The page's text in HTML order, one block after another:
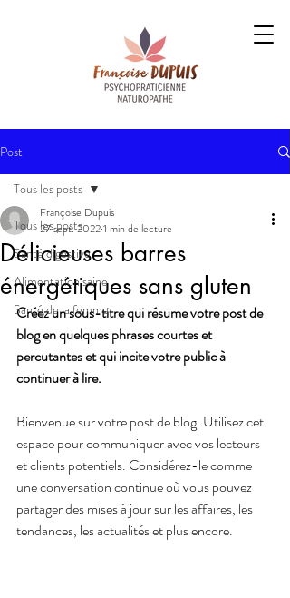
Post
Tous les posts
Santé digestive
Alimentation saine
Santé de la femme
Tous les posts
Délicieuses barres
énergétiques sans gluten
Françoise Dupuis
27 sept. 20221 min de lecture
Créez un sous-titre qui résume votre post de
blog en quelques phrases courtes et
percutantes et qui incite votre public à
continuer à lire.
Bienvenue sur votre post de blog. Utilisez cet
espace pour communiquer avec vos lecteurs
et clients potentiels. Considérez-le comme
une conversation continue où vous pouvez
partager des mises à jour sur les affaires, les
tendances, les actualités et plus encore.